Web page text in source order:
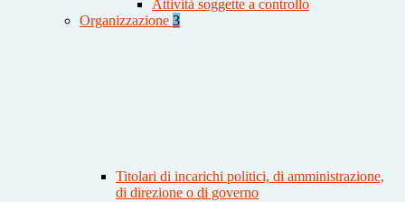
Attività soggette a controllo
Organizzazione 3
Titolari di incarichi politici, di amministrazione,
di direzione o di governo